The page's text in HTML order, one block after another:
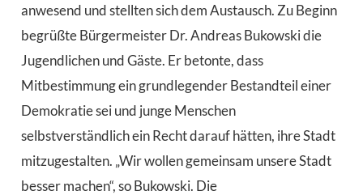
anwesend und stellten sich dem Austausch. Zu Beginn
begrüßte Bürgermeister Dr. Andreas Bukowski die
Jugendlichen und Gäste. Er betonte, dass
Mitbestimmung ein grundlegender Bestandteil einer
Demokratie sei und junge Menschen
selbstverständlich ein Recht darauf hätten, ihre Stadt
mitzugestalten. „Wir wollen gemeinsam unsere Stadt
besser machen“, so Bukowski. Die